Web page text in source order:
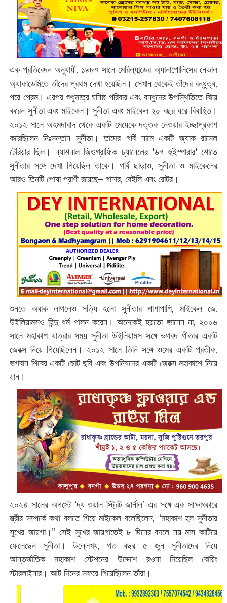
এক প্রতিবেদন অনুযায়ী, ১৯৮৭ সালে মেরিল্যান্ডের অ্যানাপোলিসের নেভাল
অ্যাকাডেমিতে তাঁদের প্রথম দেখা হয়েছিল। সেখান থেকেই তাঁদের বন্ধুত্ব,
পরে প্রেম। এরপর শুধুমাত্র ঘনিষ্ঠ পরিবার এবং বন্ধুদের উপস্থিতিতে বিয়ে
করেন সুনীতা এবং মাইকেল। সুনীতা এবং মাইকেল ২০ বছর ধরে বিবাহিত।
২০১২ সালে অহমদাবাদ থেকে একটি মেয়েকে দত্তক নেওয়ার ইচ্ছাপ্রকাশ
করেছিলেন নিঃসন্তান সুনীতা। তাদের গর্বি নামে একটি জ্যাক রাসেল
টেরিয়ার ছিল। ন্যাশনাল জিওগ্রাফিক চ্যানেলের 'ডগ হুইস্পারার' শোতে
সুনীতার সঙ্গে দেখা গিয়েছিল তাকে। গর্বি ছাড়াও, সুনীতা ও মাইকেলের
আরও তিনটি পোষা প্রাণী রয়েছে– গানার, বেইলি এবং রোটর।
শুনতে অবাক লাগলেও সত্যি হলো সুনীতার পাশাপাশি, মাইকেল জে.
উইলিয়ামসও হিন্দু ধর্ম পালন করেন। অনেকেই হয়তো জানেন না, ২০০৬
সালে মহাকাশ যাত্রার সময় সুনীতা উইলিয়ামস সঙ্গে ভগবদ গীতার একটি
জেরক্স নিয়ে গিয়েছিলেন। ২০১২ সালে তিনি সঙ্গে ওমের একটি প্রতীক,
ভগবান শিবের একটি ছোট ছবি এবং উপনিষদের একটি জেরক্স মহাকাশে নিয়ে
যান।
২০২৪ সালের অগস্টে ‘দ্য ওয়াল স্ট্রিট জার্নাল’-এর সঙ্গে এক সাক্ষাৎকারে
স্ত্রীর সম্পর্কে কথা বলতে গিয়ে মাইকেল বলেছিলেন, ‘‘মহাকাশ হল সুনীতার
সুখের জায়গা।’’ সেই সুখের জায়গাতেই ৮ দিনের বদলে নয় মাস কাটিয়ে
ফেলেছেন সুনীতা। উল্লেখ্য, গত বছর ৫ জুন সুনীতাদের নিয়ে
আন্তর্জাতিক মহাকাশ স্টেশনের উদ্দেশে রওনা দিয়েছিল বোয়িং
স্টারলাইনার। আট দিনের সফরে গিয়েছিলেন তাঁরা।